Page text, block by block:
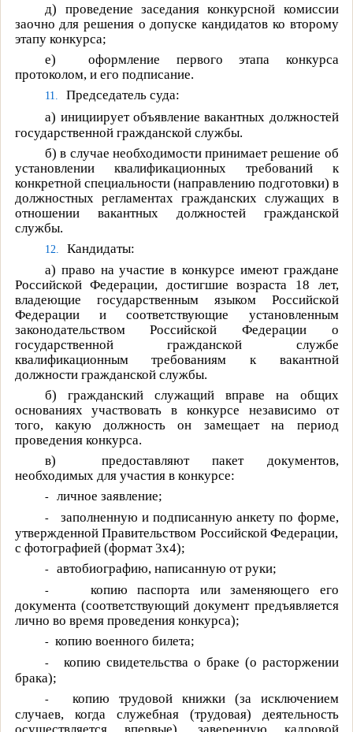
д)
проведение заседания конкурсной комиссии
заочно для решения о допуске кандидатов ко второму
этапу конкурса;
е)
оформление первого этапа конкурса
протоколом, и его подписание.
11.
Председатель суда:
а) инициирует объявление вакантных должностей
государственной гражданской службы.
б) в случае необходимости принимает решение об
установлении квалификационных требований к
конкретной специальности (направлению подготовки) в
должностных регламентах гражданских служащих в
отношении вакантных должностей гражданской
службы.
12.
Кандидаты:
а) право на участие в конкурсе имеют граждане
Российской Федерации, достигшие возраста 18 лет,
владеющие государственным языком Российской
Федерации и соответствующие установленным
законодательством Российской Федерации о
государственной гражданской службе
квалификационным требованиям к вакантной
должности гражданской службы.
б)
гражданский служащий вправе на общих
основаниях участвовать в конкурсе независимо от
того, какую должность он замещает на период
проведения конкурса.
в)
предоставляют пакет документов,
необходимых для участия в конкурсе:
- личное заявление;
-
заполненную и подписанную анкету по форме,
утвержденной Правительством Российской Федерации,
с фотографией (формат3x4);
- автобиографию, написанную от руки;
-
копию паспорта или заменяющего его
документа (соответствующий документ предъявляется
лично во время проведения конкурса);
- копию военного билета;
-
копию свидетельства о браке (о расторжении
брака);
-
копию трудовой книжки (за исключением
случаев, когда служебная (трудовая) деятельность
осуществляется впервые), заверенную кадровой